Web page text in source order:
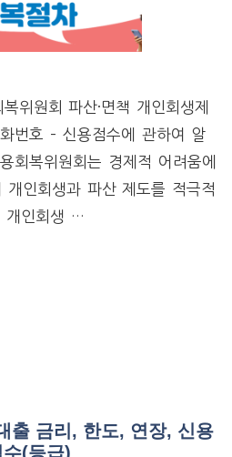
위원회 파산·면책 개인회생제
번호 – 신용점수에 관하여 알
회복위원회는 경제적 어려움에
인회생과 파산 제도를 적극적
개인회생 …
출 금리, 한도, 연장, 신용
수(등급)